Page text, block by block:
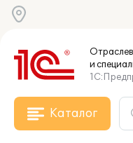
и
Каталог